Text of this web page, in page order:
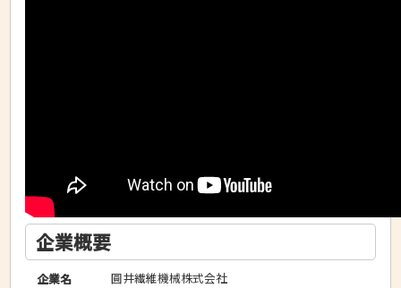
企業概要
企業名
圓井繊維機械株式会社